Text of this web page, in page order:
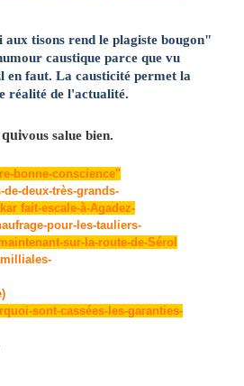
tisons rend le plagiste bougon"
caustique parce que vu
en faut. La causticité permet la
réalité de l'actualité.
quivous salue bien.
bonne-conscience"
deux-très-grands-
fait-escale-à-Agadez-
pour-les-tauliers-
sur-la-route-de-Sérol
sont-cassées-les-garanties-